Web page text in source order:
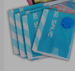
注意事項
1. 鑑賞期非試用期
思。